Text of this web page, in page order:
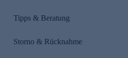
Tipps & Beratung
Storno & Rücknahme